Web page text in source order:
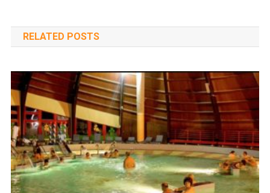
RELATED POSTS